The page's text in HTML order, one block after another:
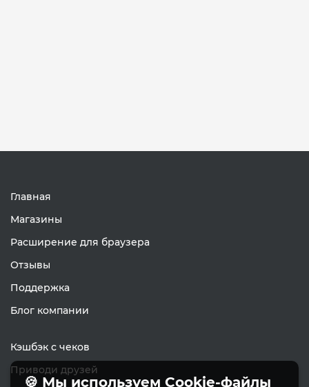
Главная
Магазины
Расширение для браузера
Отзывы
Поддержка
Блог компании
Кэшбэк с чеков
Приводи друзей
🍪 Мы используем Cookie-файлы